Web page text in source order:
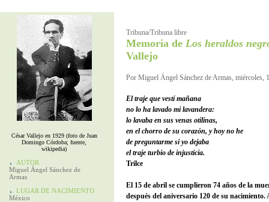
César Vallejo en 1929 (foto de Juan
Domingo Córdoba; fuente,
wikipedia)
AUTOR
Miguel Ángel Sánchez de
Armas
LUGAR DE NACIMIENTO
México
Tribuna/Tribuna libre
Memoria de Los heraldos
Vallejo
Por Miguel Ángel Sánchez de Armas, miércoles,
El traje que vestí mañana
no lo ha lavado mi lavandera:
lo lavaba en sus venas otilinas,
en el chorro de su corazón, y hoy no he
de preguntarme si yo dejaba
el traje turbio de injusticia.
Trilce
El 15 de abril se cumplieron 74 años de la
después del aniversario 120 de su nacimiento.